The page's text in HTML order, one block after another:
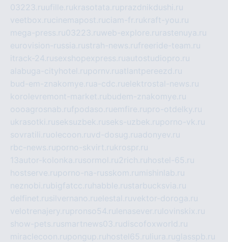
03223.ruufille.rukrasotata.ruprazdnikdushi.ru
veetbox.rucinemapost.ruciam-fr.rukraft-you.ru
mega-press.ru03223.ruweb-explore.ru rastenuya.ru
eurovision-russia.rustrah-news.rufreeride-team.ru
itrack-24.rusexshopexpress.ruautostudiopro.ru
alabuga-cityhotel.rupornv.ruatlantpereezd.ru
bud-em-znakomye.rua-cdc.ruelektrostal-news.ru
korolevremont-market.rubudem-znakomye.ru
oooagrosnab.rufpodaso.ruemfire.rupro-otdelky.ru
ukrasotki.ruseksuzbek.ruseks-uzbek.ruporno-vk.ru
sovratili.ruolecoon.ruvd-dosug.ruadonyev.ru
rbc-news.ruporno-skvirt.rukrospr.ru
13autor-kolonka.rusormol.ru2rich.ru hostel-65.ru
hostserve.ruporno-na-russkom.ru mishinlab.ru
neznobi.rubigfatcc.ru habble.rustarbucksvia.ru
delfinet.rusilvernano.ruelestal.ruvektor-doroga.ru
velotrenajery.rupronso54.ru lenasever.ru lovinskix.ru
show-pets.rusmartnews03.rudiscofoxworld.ru
miraclecoon.rupongup.ru hostel65.ru liura.ruglasspb.ru